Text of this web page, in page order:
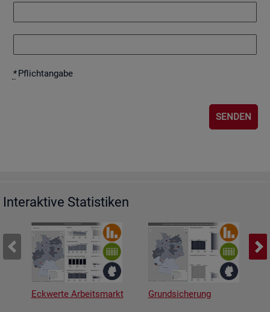
*Pflicht­an­ga­be
Interaktive Statistiken
Eckwerte Arbeitsmarkt Grundsicherung